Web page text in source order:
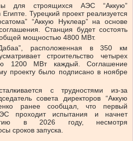
для строящихся АЭС “Аккую”
Турецкий проект реализуется
“Аккую Нуклеар” на основе
Станция будет состоять
общей мощностью 4800 МВт.
расположенная в 350 км
строительство четырех
1200 МВт каждый. Соглашение
проекту было подписано в ноябре
с трудностями из-за
совета директоров “Аккую
ранее сообщал, что первый
проходит испытания и начнет
в 2026 году, несмотря
сроков запуска.